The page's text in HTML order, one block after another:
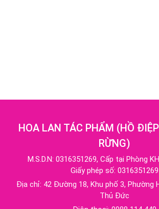
HOA LAN TÁC PHẨM (HỒ
RỪNG)
M.S.D.N: 0316351269, Cấp tại Phòng
Giấy phép số: 0316351269
Địa chỉ: 42 Đường 18, Khu phố 3, Phường
Thủ Đức